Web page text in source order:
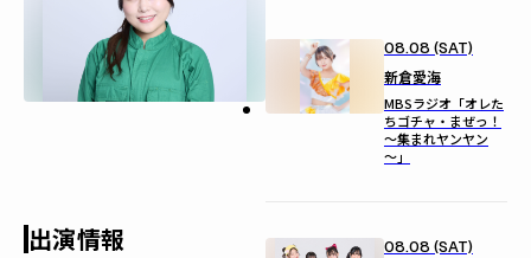
出演情報
08.08 (SAT)
新倉愛海
MBSラジオ「オレた
ちゴチャ・まぜっ！
～集まれヤンヤン
～」
08.08 (SAT)